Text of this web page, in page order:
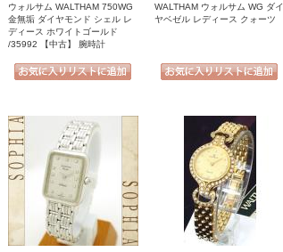
ウォルサム WALTHAM 750WG
金無垢 ダイヤモンド シェル レ
ディース ホワイトゴールド
/35992 【中古】 腕時計
WALTHAM ウォルサム WG ダイ
ヤベゼル レディース クォーツ